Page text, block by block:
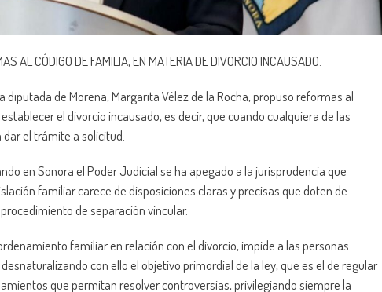
AL CÓDIGO DE FAMILIA, EN MATERIA DE DIVORCIO INCAUSADO.
de Morena, Margarita Vélez de la Rocha, propuso reformas al
el divorcio incausado, es decir, que cuando cualquiera de las
el trámite a solicitud.
en Sonora el Poder Judicial se ha apegado a la jurisprudencia que
familiar carece de disposiciones claras y precisas que doten de
de separación vincular.
familiar en relación con el divorcio, impide a las personas
con ello el objetivo primordial de la ley, que es el de regular
que permitan resolver controversias, privilegiando siempre la